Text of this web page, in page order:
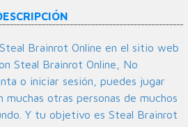
Brainrot Online en el sitio web
Steal Brainrot Online, No
o iniciar sesión, puedes jugar
muchas otras personas de muchos
Y tu objetivo es Steal Brainrot